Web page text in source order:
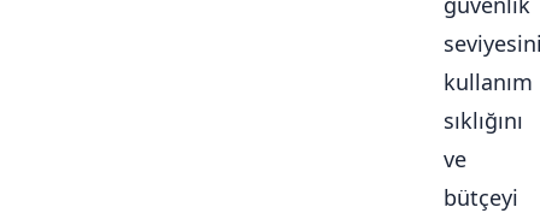
kullanım
sıklığını
ve
bütçeyi